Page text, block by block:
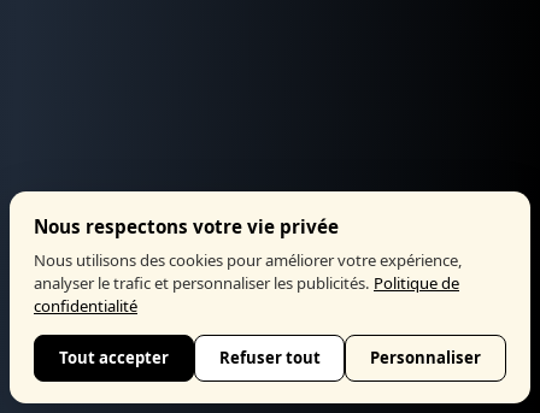
Nous respectons votre vie privée
Nous utilisons des cookies pour améliorer votre expérience,
analyser le trafic et personnaliser les publicités. Politique de
confidentialité
Tout accepter Refuser tout Personnaliser